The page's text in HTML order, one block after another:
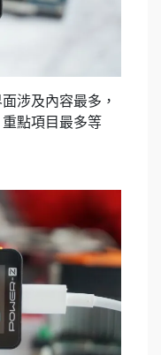
涉及內容最多，
點項目最多等